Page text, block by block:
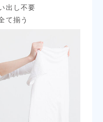
出し不要
て揃う